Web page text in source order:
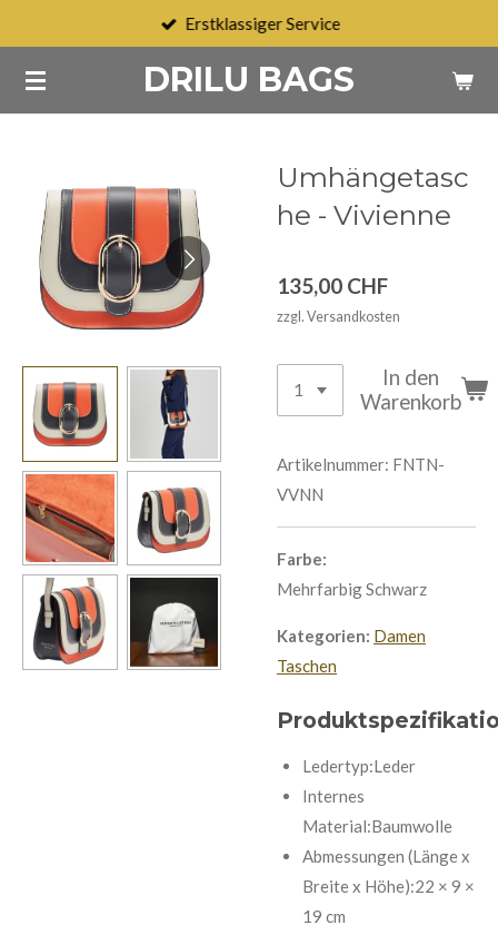
springen
DRILU BAGS
Erstklassiger Service
Umhängetasc
he - Vivienne
135,00 CHF
zzgl. Versandkosten
In den
Warenkorb
Artikelnummer: FNTN-
VVNN
Farbe:
Mehrfarbig Schwarz
Kategorien: Damen
Taschen
Ledertyp:Leder
Internes
Material:Baumwolle
Abmessungen (Länge x
Breite x Höhe):22 × 9 ×
19 cm